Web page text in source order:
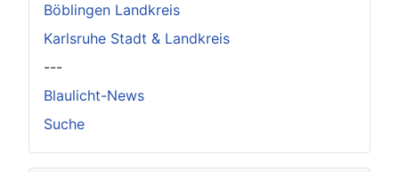
Böblingen Landkreis
Karlsruhe Stadt & Landkreis
---
Blaulicht-News
Suche